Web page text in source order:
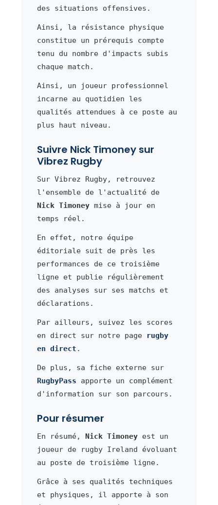
des situations offensives.
Ainsi, la résistance physique
constitue un prérequis compte
tenu du nombre d'impacts subis
chaque match.
Ainsi, un joueur professionnel
incarne au quotidien les
qualités attendues à ce poste au
plus haut niveau.
Suivre Nick Timoney sur
Vibrez Rugby
Sur Vibrez Rugby, retrouvez
l'ensemble de l'actualité de
Nick Timoneymise à jour en
temps réel.
En effet, notre équipe
éditoriale suit de près les
performances de ce troisième
ligne et publie régulièrement
des analyses sur ses matchs et
déclarations.
Par ailleurs, suivez les scores
en direct sur notre page
rugby
en direct .
De plus, sa fiche externe sur
RugbyPass apporte un complément
d'information sur son parcours.
Pour résumer
En résumé, Nick Timoneyest un
joueur de rugby Ireland évoluant
au poste de troisième ligne.
Grâce à ses qualités techniques
et physiques, il apporte à son